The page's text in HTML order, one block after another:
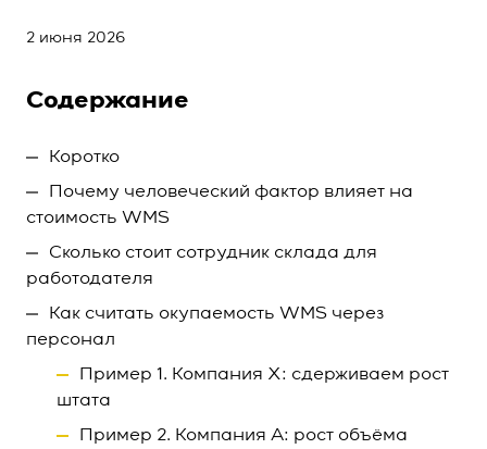
2 июня 2026
Содержание
Коротко
Почему человеческий фактор влияет на
стоимость WMS
Сколько стоит сотрудник склада для
работодателя
Как считать окупаемость WMS через
персонал
Пример 1. Компания Х: сдерживаем рост
штата
Пример 2. Компания А: рост объёма